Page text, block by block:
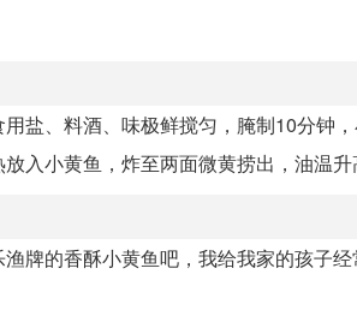
盐、料酒、味极鲜搅匀，腌制10分钟，
入小黄鱼，炸至两面微黄捞出，油温升
牌的香酥小黄鱼吧，我给我家的孩子